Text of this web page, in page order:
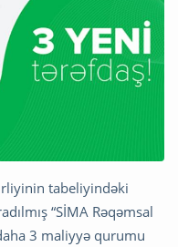
tabeliyindəki
“SİMA Rəqəmsal
3 maliyyə qurumu